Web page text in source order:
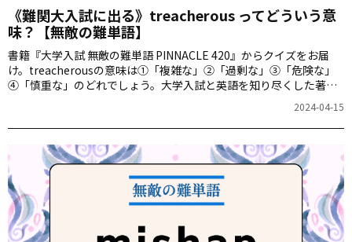
《難関大入試に出る》treacherous ってどういう意
味？【無敵の難単語】
書籍『大学入試 無敵の難単語 PINNACLE 420』からクイズをお届
け。treacherousの意味は①「複雑な」②「過剰な」③「危険な」
④「慎重な」のどれでしょう。大学入試と英語を知り尽くした著者3
2024-04-15